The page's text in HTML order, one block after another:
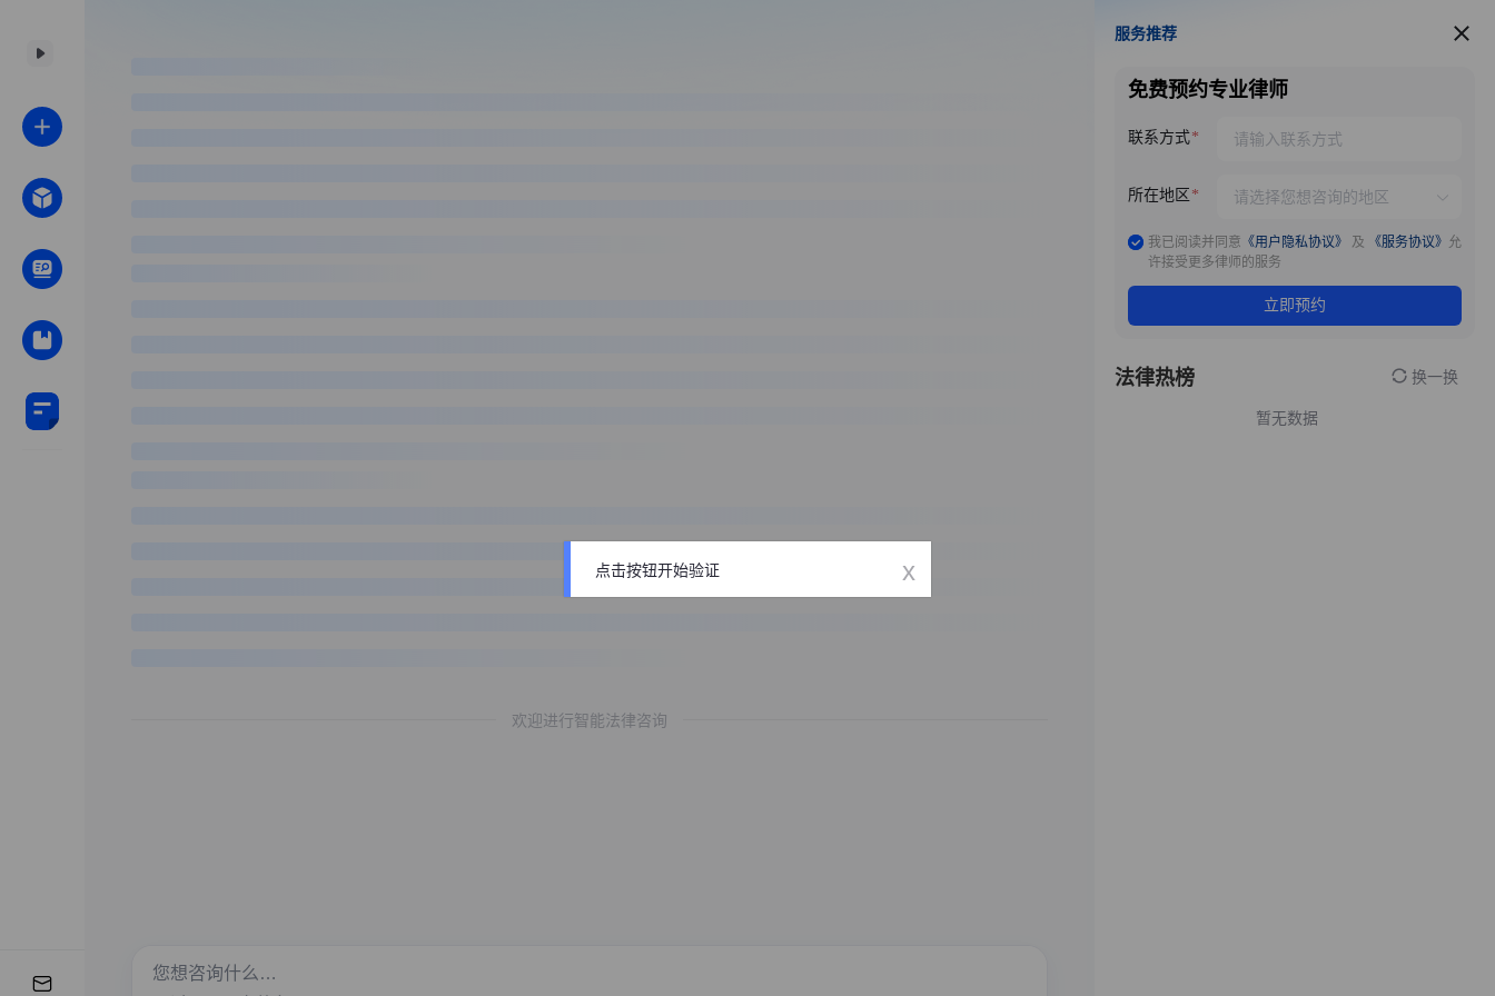
欢迎进行智能法律咨询
服务推荐
服务推荐
免费预约专业律师
联系方式
所在地区
我已阅读并同意 《用户隐私协议》 及 《服务协议》 允
许接受更多律师的服务
立即预约
法律热榜 换一换
暂无数据
点击按钮开始验证 x